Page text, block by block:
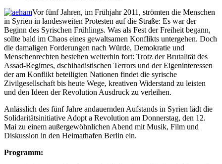
Vor fünf Jahren, im Frühjahr 2011, strömten die Menschen
in Syrien in landesweiten Protesten auf die Straße: Es war der
Beginn des Syrischen Frühlings. Was als Fest der Freiheit begann,
sollte bald im Chaos eines gewaltsamen Konflikts untergehen. Doch
die damaligen Forderungen nach Würde, Demokratie und
Menschenrechten bestehen weiterhin fort: Trotz der Brutalität des
Assad-Regimes, dschihadistischen Terrors und der Eigeninteressen
der am Konflikt beteiligten Nationen findet die syrische
Zivilgesellschaft bis heute Wege, kreativen Widerstand zu leisten
und den Ideen der Revolution Ausdruck zu verleihen.
Anlässlich des fünf Jahre andauernden Aufstands in Syrien lädt die
Solidaritätsinitiative Adopt a Revolution am Donnerstag, den 12.
Mai zu einem außergewöhnlichen Abend mit Musik, Film und
Diskussion in den Heimathafen Berlin ein.
Programm: